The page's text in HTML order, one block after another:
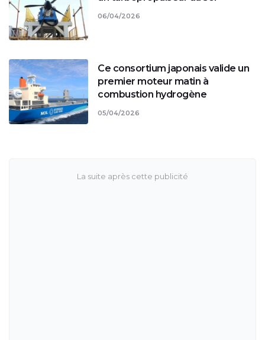
06/04/2026
Ce consortium japonais valide un
premier moteur matin à
combustion hydrogène
05/04/2026